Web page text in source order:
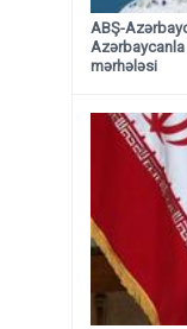
ABŞ-
Azərbaycanla
mərhələsi